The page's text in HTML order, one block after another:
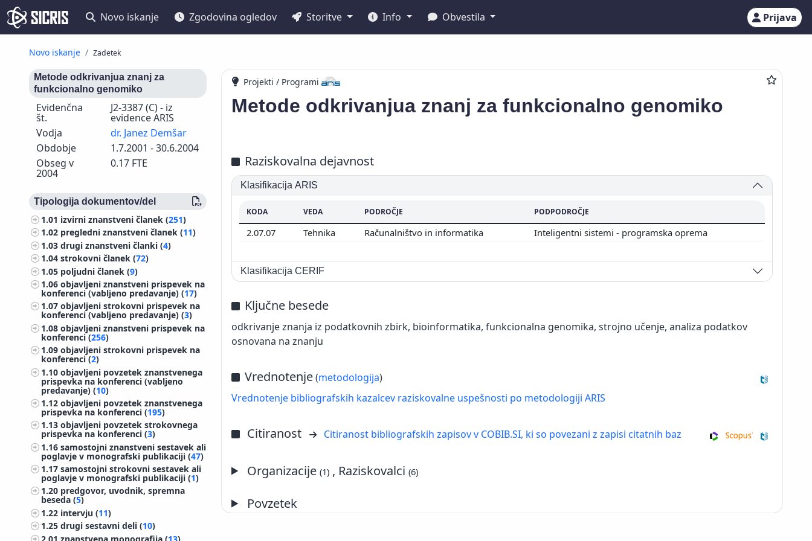
Novo iskanje Zgodovina ogledov Storitve Info Obvestila Prijava
Novo iskanje Zadetek
Metode odkrivanjua znanj za
funkcionalno genomiko
Evidenčna
št.
J2-3387 (C) - iz
evidence ARIS
Vodja
dr. Janez Demšar
Obdobje
1.7.2001 - 30.6.2004
Obseg v
2004
0.17 FTE
Tipologija dokumentov/del
1.01 izvirni znanstveni članek (251)
1.02 pregledni znanstveni članek (11)
1.03drugi znanstveni članki (4)
1.04strokovni članek (72)
1.05 poljudni članek (9)
1.06objavljeni znanstveni prispevek na
konferenci (vabljeno predavanje) (17)
1.07objavljeni strokovni prispevek na
konferenci (vabljeno predavanje) (3)
1.08objavljeni znanstveni prispevek na
konferenci (256)
1.09objavljeni strokovni prispevek na
konferenci (2)
1.10objavljeni povzetek znanstvenega
prispevka na konferenci (vabljeno
predavanje) (10)
1.12objavljeni povzetek znanstvenega
prispevka na konferenci (195)
1.13objavljeni povzetek strokovnega
prispevka na konferenci (3)
1.16samostojni znanstveni sestavek ali
poglavje v monografski publikaciji (47)
1.17samostojni strokovni sestavek ali
poglavje v monografski publikaciji (1)
1.20 predgovor, uvodnik, spremna
beseda (5)
1.22 intervju (11)
1.25drugi sestavni deli (10)
2.01znanstvena monografija (13)
Projekti / Programi
Metode odkrivanjua znanj za funkcionalno genomiko
Raziskovalna dejavnost
Klasifikacija ARIS
KODA VEDA PODROČJE PODPODROČJE
2.07.07 Tehnika Računalništvo in informatika Inteligentni sistemi - programska oprema
Klasifikacija CERIF
Ključne besede
odkrivanje znanja iz podatkovnih zbirk, bioinformatika, funkcionalna genomika, strojno učenje, analiza podatkov
osnovana na znanju
Vrednotenje(metodologija)
Vrednotenje bibliografskih kazalcev raziskovalne uspešnosti po metodologiji ARIS
Citiranost Citiranost bibliografskih zapisov v COBIB.SI, ki so povezani z zapisi citatnih baz
Organizacije(1) , Raziskovalci(6)
Povzetek